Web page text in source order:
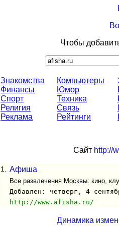
Чтобы
Знакомства
Финансы
Спорт
Религия
Реклама
Компьютеры
Юмор
Техника
Связь
Рейтинги
Сайт http://
1. Афиша
Все развлечения Москвы: кино,
Добавлен: четверг, 4
http://www.afisha.ru/
Динамика